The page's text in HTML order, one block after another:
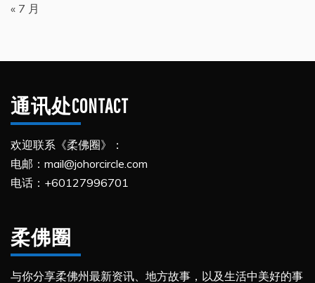
« 7 月
通讯处CONTACT
欢迎联系《柔佛圈》：
电邮：mail@johorcircle.com
电话：+60127996701
柔佛圈
与你分享柔佛州最新资讯、地方故事，以及生活中美好的事